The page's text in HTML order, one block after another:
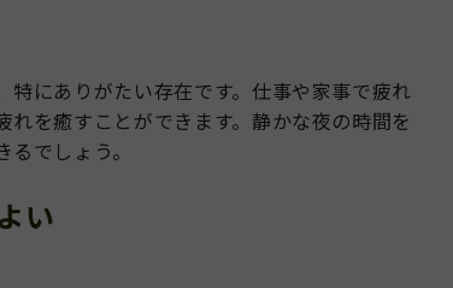
にありがたい存在です。仕事や家事で疲れ
を癒すことができます。静かな夜の時間を
でしょう。
い